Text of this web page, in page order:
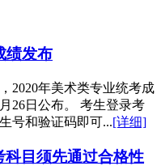
绩发布
2020年美术类专业统考成
26日公布。 考生登录考
号和验证码即可...[详细]
科目须先通过合格性